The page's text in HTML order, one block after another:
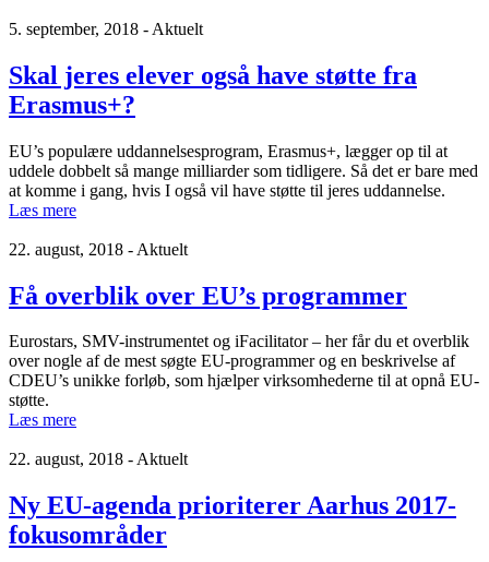
5. september, 2018 - Aktuelt
Skal jeres elever også have støtte fra
Erasmus+?
EU’s populære uddannelsesprogram, Erasmus+, lægger op til at
uddele dobbelt så mange milliarder som tidligere. Så det er bare med
at komme i gang, hvis I også vil have støtte til jeres uddannelse.
Læs mere
22. august, 2018 - Aktuelt
Få overblik over EU’s programmer
Eurostars, SMV-instrumentet og iFacilitator – her får du et overblik
over nogle af de mest søgte EU-programmer og en beskrivelse af
CDEU’s unikke forløb, som hjælper virksomhederne til at opnå EU-
støtte.
Læs mere
22. august, 2018 - Aktuelt
Ny EU-agenda prioriterer Aarhus 2017-
fokusområder